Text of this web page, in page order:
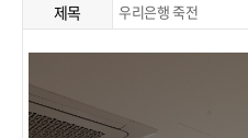
제목 우리은행 죽전